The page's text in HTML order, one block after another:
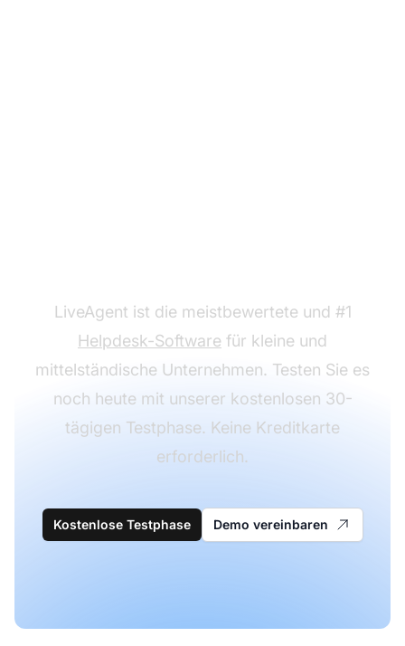
LiveAgent ist die meistbewertete und #1
Helpdesk-Software für kleine und
mittelständische Unternehmen. Testen Sie es
noch heute mit unserer kostenlosen 30-
tägigen Testphase. Keine Kreditkarte
erforderlich.
Kostenlose Testphase Demo vereinbaren